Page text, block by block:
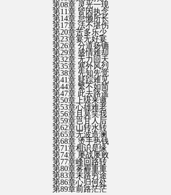
第08章 灵光一现
第11章 皆因执念
第14章 怠懒所长
第17章 法不堪伤
第20章苦多乐少
第23章宴无好宴
第26章 分道扬镳
第29章 盛情难却
第32章 无力回天
第35章 塞外风烈
第38章 先知先觉
第41章 疑踪难见
第44章 繁不如简
第47章 此去路遥
第50章上级来邀
第53章心雄难老
第56章且莫笑我
第59章岂甘人后
第62章山转水转
第65章无波造澜
第68章 烫手热钱
第71章相识是缘
第74章 屡战屡败
第77章峰回路转
第80章雾霾重重
第83章末路穷途
第86章心归何处
第89章前路茫茫